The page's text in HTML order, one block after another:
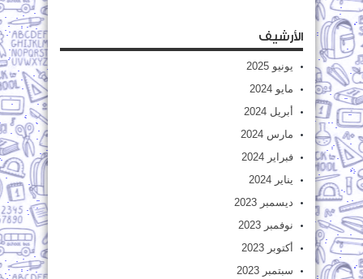
الأرشيف
يونيو 2025
مايو 2024
أبريل 2024
مارس 2024
فبراير 2024
يناير 2024
ديسمبر 2023
نوفمبر 2023
أكتوبر 2023
سبتمبر 2023